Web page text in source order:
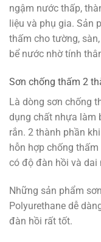
ngậm nước thấp,
liệu và phụ gia. Sản
thấm cho tường,
bể nước nhờ tính
Sơn chống thấm 2
Là dòng sơn chống
dụng chất nhựa làm
rắn. 2 thành phần
hỗn hợp chống
có độ đàn hồi và dai
Những sản phẩm
Polyurethane dễ
đàn hồi rất tốt.